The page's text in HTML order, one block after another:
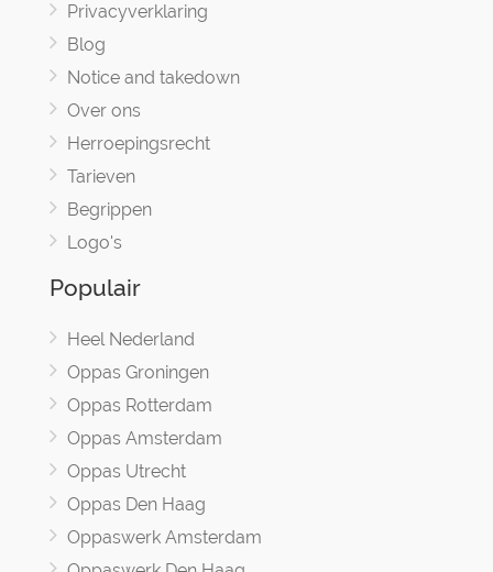
Privacyverklaring
Blog
Notice and takedown
Over ons
Herroepingsrecht
Tarieven
Begrippen
Logo's
Populair
Heel Nederland
Oppas Groningen
Oppas Rotterdam
Oppas Amsterdam
Oppas Utrecht
Oppas Den Haag
Oppaswerk Amsterdam